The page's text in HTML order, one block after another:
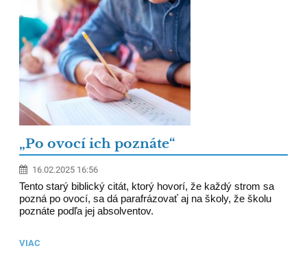
„Po ovocí ich poznáte“
16.02.2025 16:56
Tento starý biblický citát, ktorý hovorí, že každý strom sa
pozná po ovocí, sa dá parafrázovať aj na školy, že školu
poznáte podľa jej absolventov.
VIAC